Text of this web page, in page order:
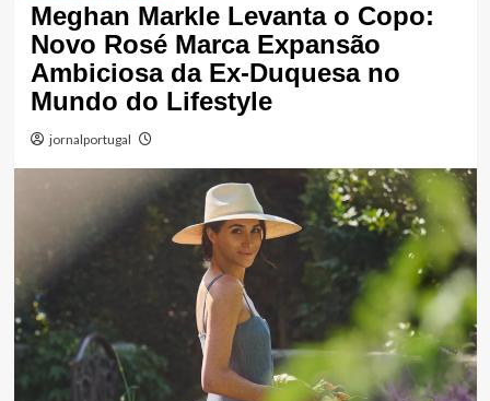
Meghan Markle Levanta o Copo:
Novo Rosé Marca Expansão
Ambiciosa da Ex-Duquesa no
Mundo do Lifestyle
jornalportugal